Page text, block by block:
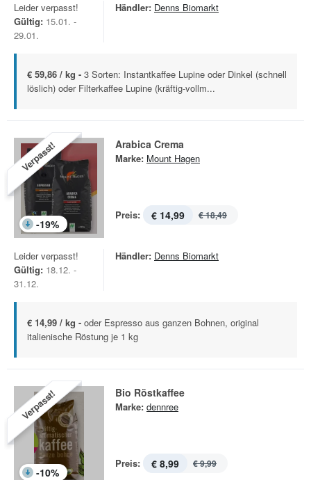
Leider verpasst!
Gültig: 15.01. -
29.01.
Händler: Denns Biomarkt
€ 59,86 / kg - 3 Sorten: Instantkaffee Lupine oder Dinkel (schnell
löslich) oder Filterkaffee Lupine (kräftig-vollm...
Verpasst!
-19%
Arabica Crema
Marke: Mount Hagen
Preis: € 14,99 € 18,49
Leider verpasst!
Gültig: 18.12. -
31.12.
Händler: Denns Biomarkt
€ 14,99 / kg - oder Espresso aus ganzen Bohnen, original
italienische Röstung je 1 kg
Verpasst!
-10%
Bio Röstkaffee
Marke: dennree
Preis: € 8,99 € 9,99